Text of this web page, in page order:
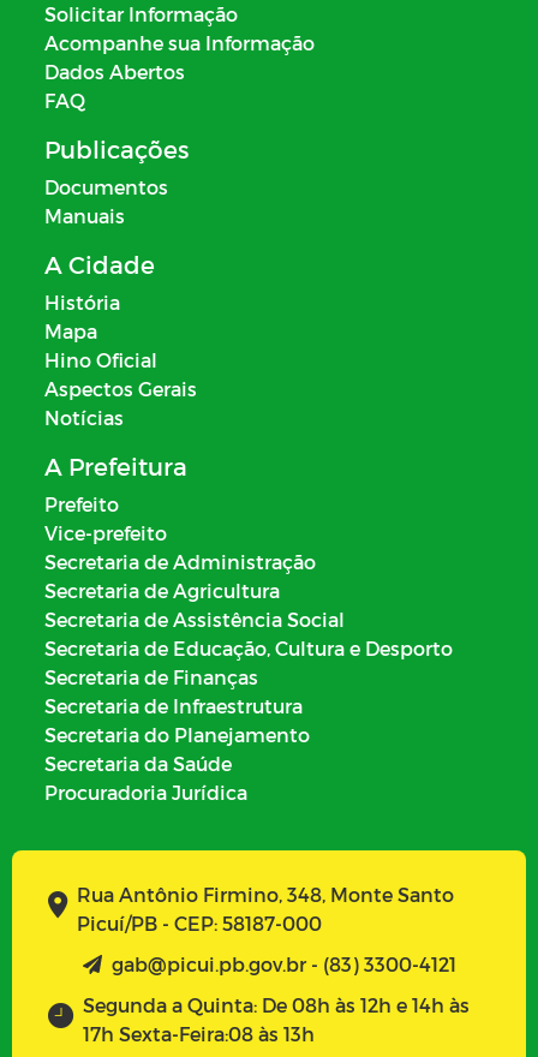
Solicitar Informação
Acompanhe sua Informação
Dados Abertos
FAQ
Publicações
Documentos
Manuais
A Cidade
História
Mapa
Hino Oficial
Aspectos Gerais
Notícias
A Prefeitura
Prefeito
Vice-prefeito
Secretaria de Administração
Secretaria de Agricultura
Secretaria de Assistência Social
Secretaria de Educação, Cultura e Desporto
Secretaria de Finanças
Secretaria de Infraestrutura
Secretaria do Planejamento
Secretaria da Saúde
Procuradoria Jurídica
Rua Antônio Firmino, 348, Monte Santo
Picuí/PB - CEP: 58187-000
gab@picui.pb.gov.br - (83) 3300-4121
Segunda a Quinta: De 08h às 12h e 14h às
17h Sexta-Feira:08 às 13h